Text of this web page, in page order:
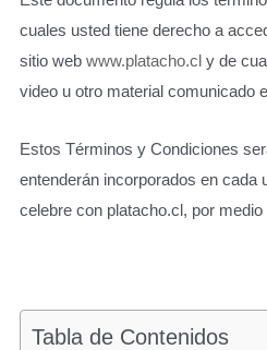
cuales usted tiene derecho a
sitio web www.platacho.cly de
video u otro material comunicado
Estos Términos y Condiciones
entenderán incorporados en cada
celebre con platacho.cl, por
Tabla de Contenidos